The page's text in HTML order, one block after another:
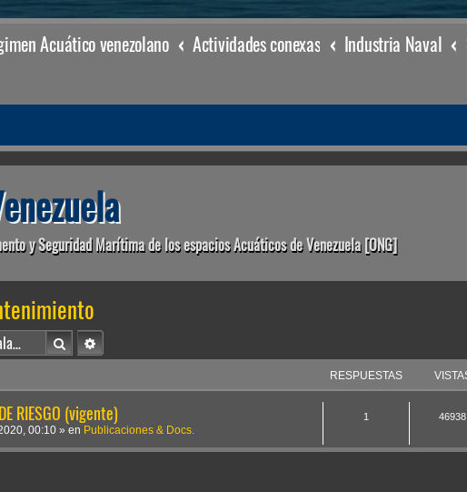
Acuático venezolano Actividades conexas Industria Naval
y Seguridad Marítima de los espacios Acuáticos de Venezuela [ONG]
BuscarBúsqueda avanzada
RESPUESTAS
RIESGO (vigente)
00:10 » en Publicaciones & Docs.
1 46938